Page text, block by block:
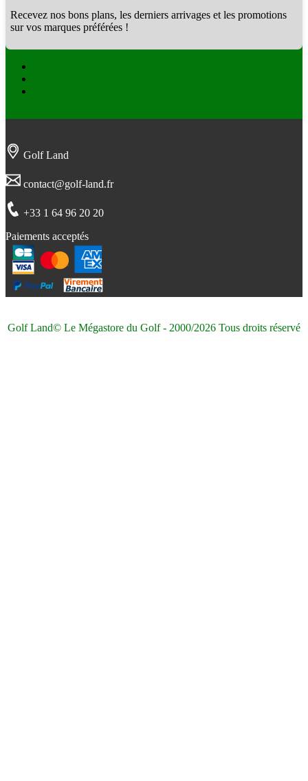
Recevez nos bons plans, les derniers arrivages et les promotions
sur vos marques préférées !
Golf Land
contact@golf-land.fr
+33 1 64 96 20 20
Paiements acceptés
Golf Land© Le Mégastore du Golf - 2000/2026 Tous droits réservé